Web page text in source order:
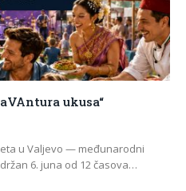
ukusa“
u Valjevo — međunarodni
6. juna od 12 časova…